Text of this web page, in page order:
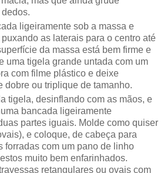
dedos.
ligeiramente sob a massa e
as laterais para o centro até
da massa está bem firme e
uma tigela grande untada com um
com filme plástico e deixe
dobre ou triplique de tamanho.
tigela, desinflando com as mãos, e
bancada ligeiramente
partes iguais. Molde como quiser
e coloque, de cabeça para
forradas com um pano de linho
muito bem enfarinhados.
retangulares ou ovais com